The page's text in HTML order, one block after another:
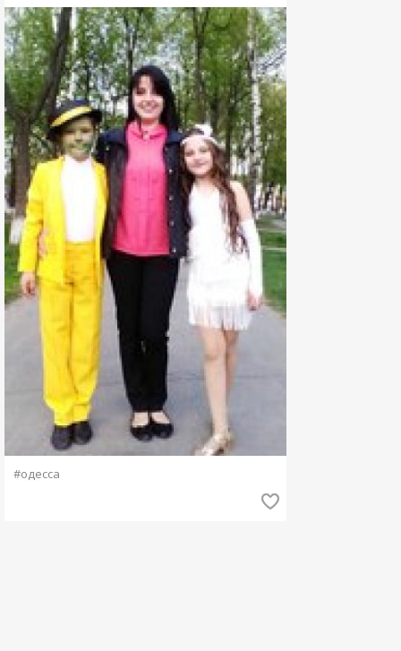
#одесса